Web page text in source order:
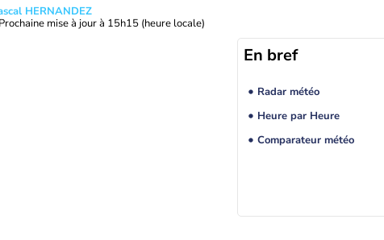
HERNANDEZ
mise à jour à 15h15 (heure locale)
En bref
Radar météo
Heure par Heure
Comparateur météo